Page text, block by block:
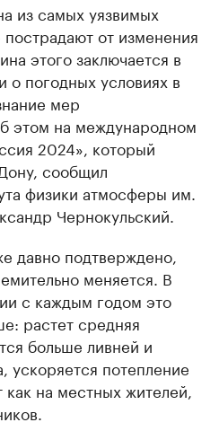
из самых уязвимых
от изменения
этого заключается в
о погодных условиях в
мер
этом на международном
2024», который
сообщил
физики атмосферы им.
Чернокульский.
давно подтверждено,
меняется. В
с каждым годом это
растет средняя
больше ливней и
ускоряется потепление
на местных жителей,